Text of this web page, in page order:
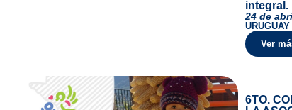
integral.
24 de
URUGUAY
Ver
6TO.